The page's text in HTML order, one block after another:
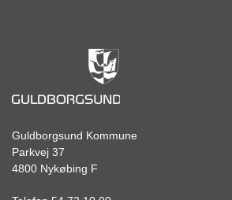
Guldborgsund Kommune
Parkvej 37
4800 Nykøbing F